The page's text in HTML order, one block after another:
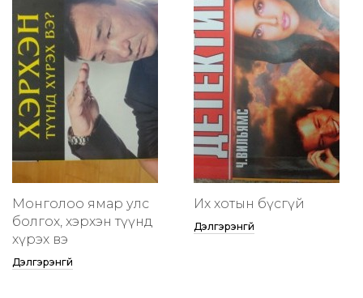
Монголоо ямар улс
болгох, хэрхэн түүнд
хүрэх вэ
Дэлгэрэнгүй
Их хотын бүсгүй
Дэлгэрэнгүй